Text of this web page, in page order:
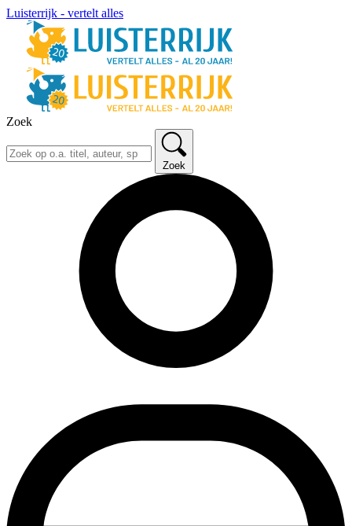
Luisterrijk - vertelt alles
Zoek
Zoek